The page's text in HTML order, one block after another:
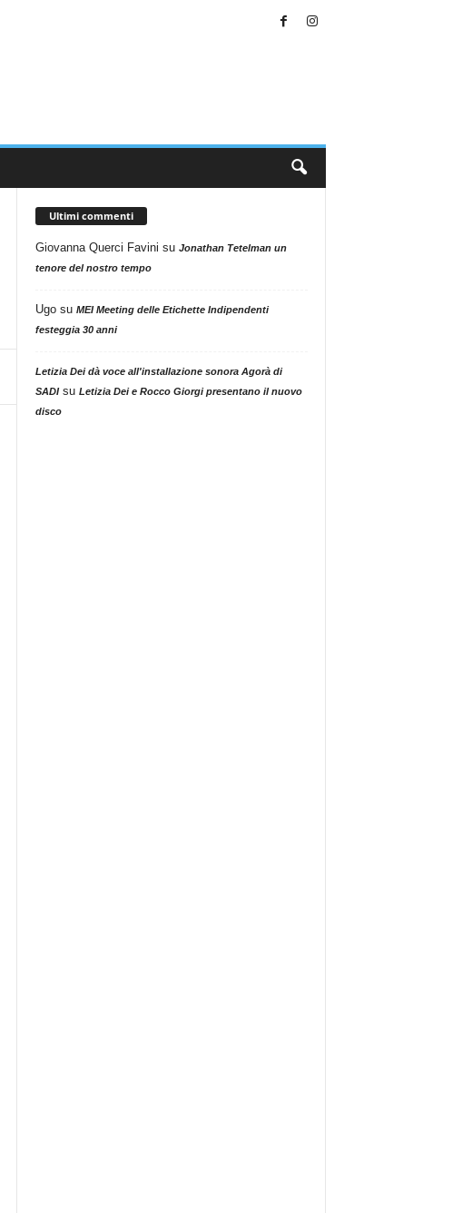
Ultimi commenti
Giovanna Querci Favini su Jonathan Tetelman un
tenore del nostro tempo
Ugosu MEI Meeting delle Etichette Indipendenti
festeggia 30 anni
Letizia Dei dà voce all'installazione sonora Agorà di
SADIsu Letizia Dei e Rocco Giorgi presentano il nuovo
disco